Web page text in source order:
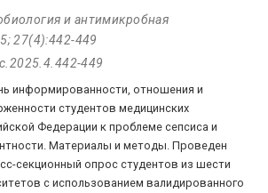
и антимикробная
27(4):442-449
449
информированности, отношения и
студентов медицинских
Федерации к проблеме сепсиса и
Материалы и методы. Проведен
секционный опрос студентов из шести
с использованием валидированного